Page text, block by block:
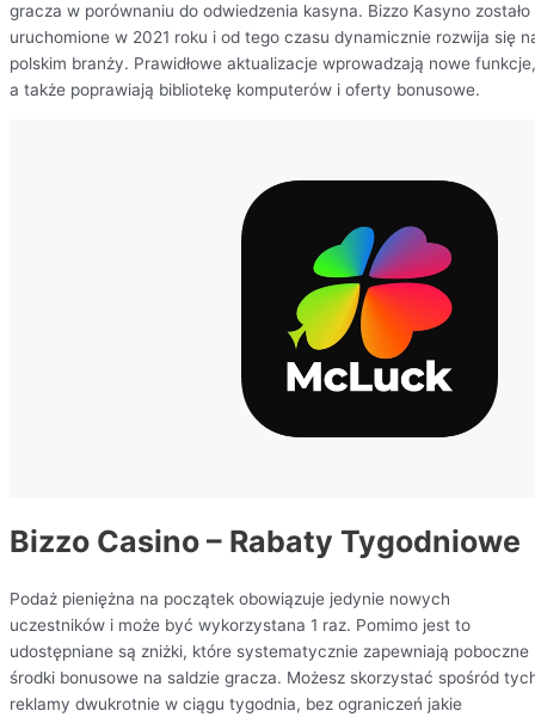
gracza w porównaniu do odwiedzenia kasyna. Bizzo Kasyno zostało
uruchomione w 2021 roku i od tego czasu dynamicznie rozwija się
polskim branży. Prawidłowe aktualizacje wprowadzają nowe funkcje,
a także poprawiają bibliotekę komputerów i oferty bonusowe.
Bizzo Casino – Rabaty Tygodniowe
Podaż pieniężna na początek obowiązuje jedynie nowych
uczestników i może być wykorzystana 1 raz. Pomimo jest to
udostępniane są zniżki, które systematycznie zapewniają poboczne
środki bonusowe na saldzie gracza. Możesz skorzystać spośród
reklamy dwukrotnie w ciągu tygodnia, bez ograniczeń jakie